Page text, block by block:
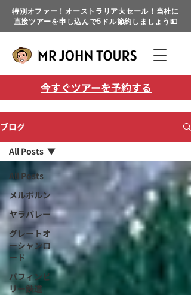
特別オファー！オーストラリア大セール！当社に
直接ツアーを申し込んで5ドル節約しましょう💵
今すぐツアーを予約する
ブログ
All Posts
メルボルン
ヤラバレー
グレートオ
ーシャンロ
ード
パフィンビ
リー鉄道
All Posts